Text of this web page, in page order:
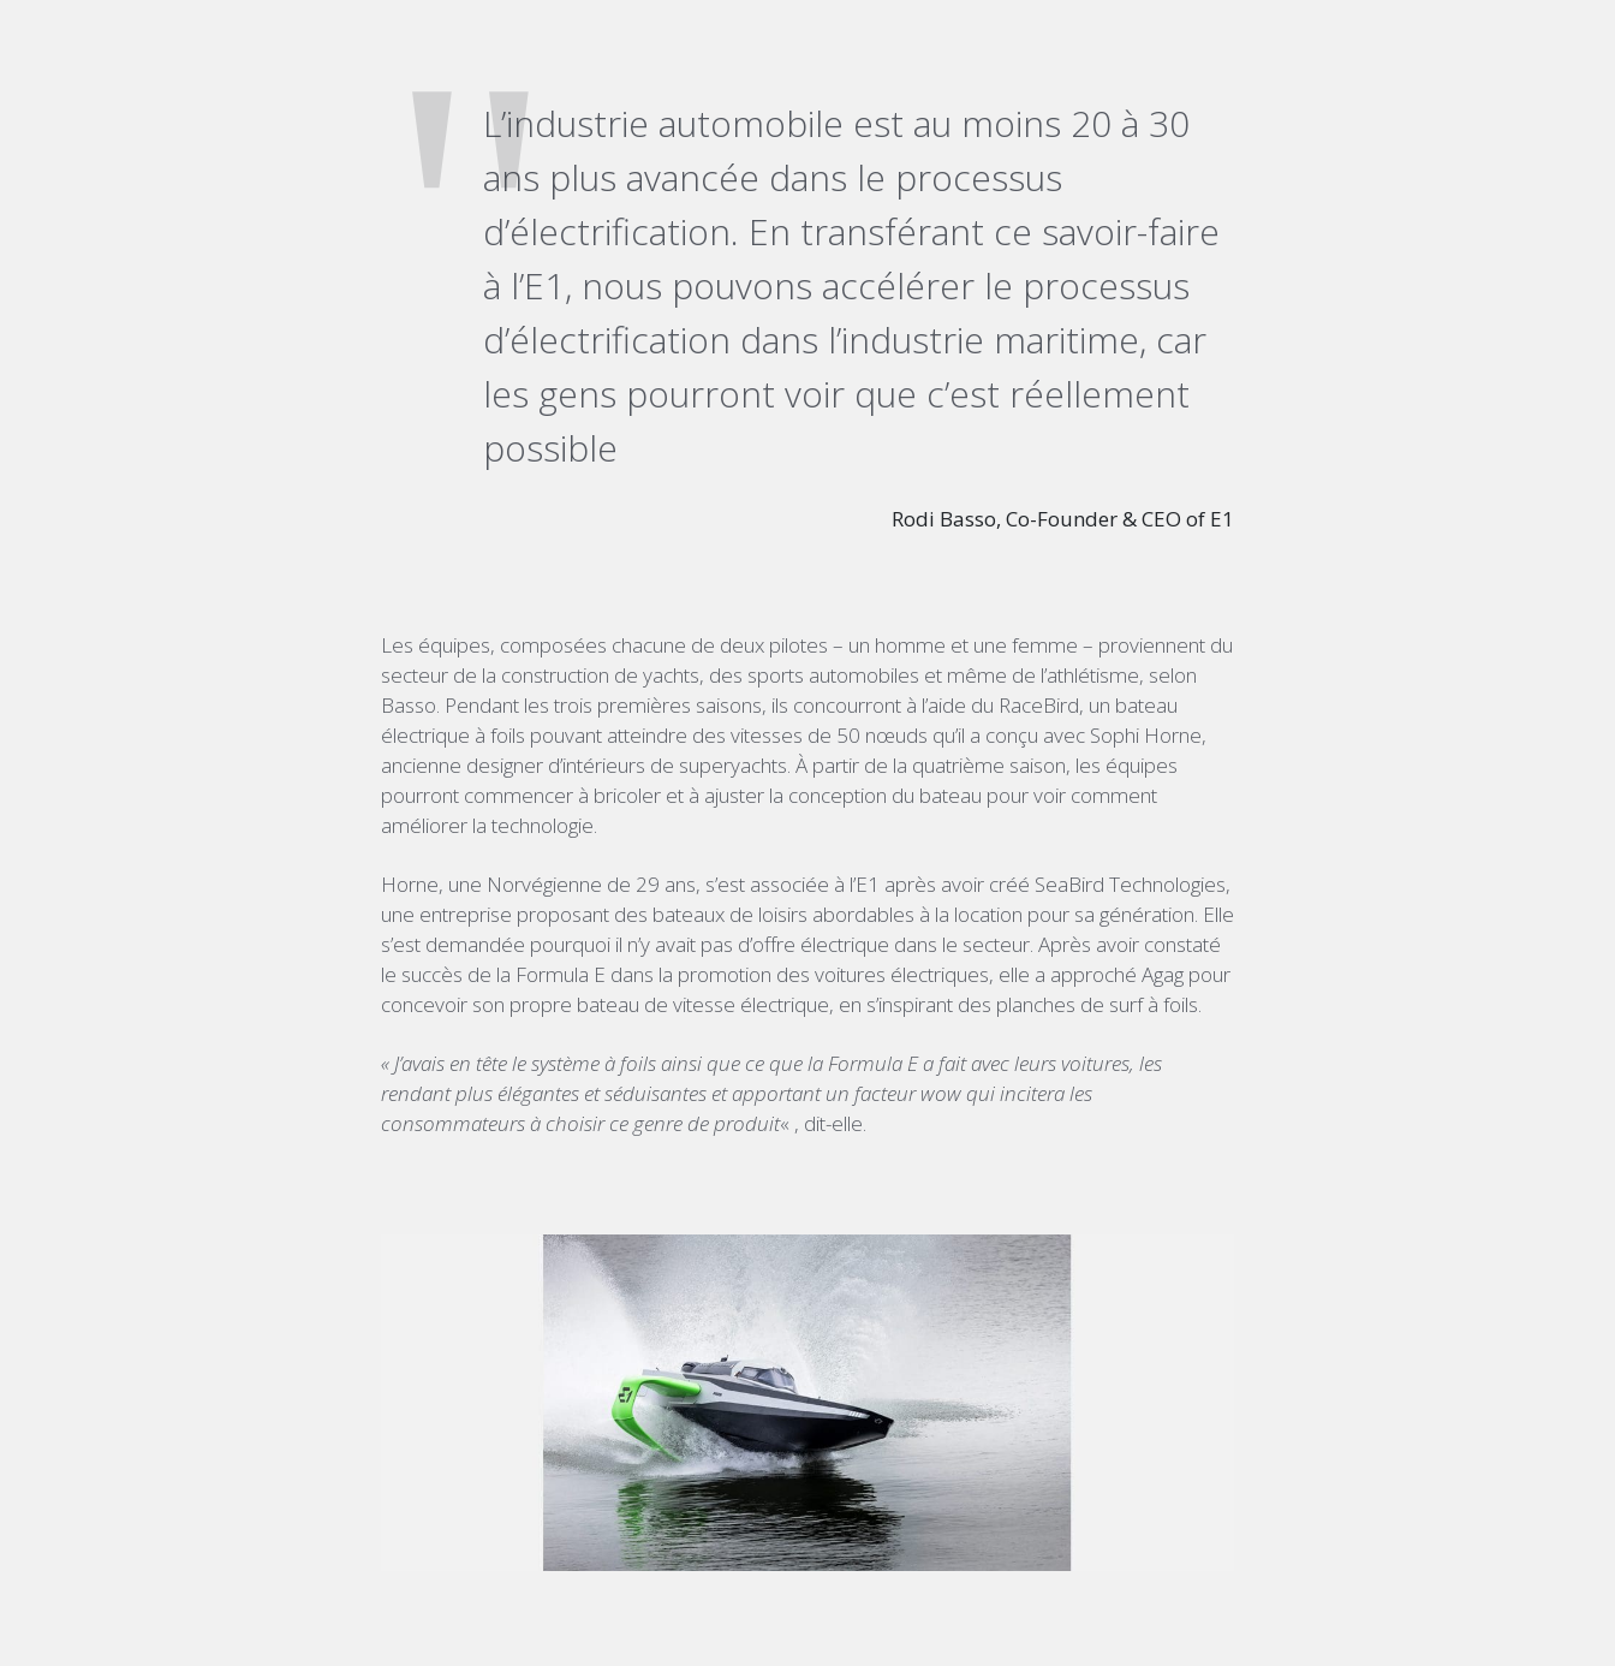
L’industrie automobile est au moins 20 à 30
ans plus avancée dans le processus
d’électrification. En transférant ce savoir-faire
à l’E1, nous pouvons accélérer le processus
d’électrification dans l’industrie maritime, car
les gens pourront voir que c’est réellement
possible
Rodi Basso, Co-Founder & CEO of E1
Les équipes, composées chacune de deux pilotes – un homme et une femme – proviennent du
secteur de la construction de yachts, des sports automobiles et même de l’athlétisme, selon
Basso. Pendant les trois premières saisons, ils concourront à l’aide du RaceBird, un bateau
électrique à foils pouvant atteindre des vitesses de 50 nœuds qu’il a conçu avec Sophi Horne,
ancienne designer d’intérieurs de superyachts. À partir de la quatrième saison, les équipes
pourront commencer à bricoler et à ajuster la conception du bateau pour voir comment
améliorer la technologie.
Horne, une Norvégienne de 29 ans, s’est associée à l’E1 après avoir créé SeaBird Technologies,
une entreprise proposant des bateaux de loisirs abordables à la location pour sa génération. Elle
s’est demandée pourquoi il n’y avait pas d’offre électrique dans le secteur. Après avoir constaté
le succès de la Formula E dans la promotion des voitures électriques, elle a approché Agag pour
concevoir son propre bateau de vitesse électrique, en s’inspirant des planches de surf à foils.
« J’avais en tête le système à foils ainsi que ce que la Formula E a fait avec leurs voitures, les
rendant plus élégantes et séduisantes et apportant un facteur wow qui incitera les
consommateurs à choisir ce genre de produit« , dit-elle.